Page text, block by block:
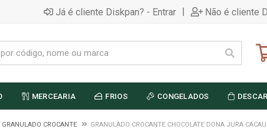
Já é cliente Diskpan? - Entrar | Não é cliente
MERCEARIA FRIOS CONGELADOS
GRANULADO CROCANTE GRANULADO CROCANTE CHOCOLATE DONA JURA